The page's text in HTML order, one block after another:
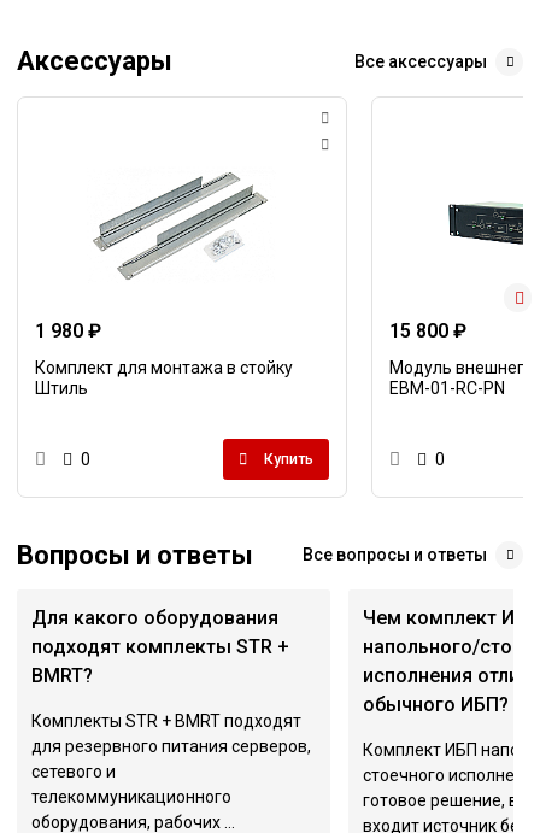
Аксессуары Все аксессуары
1 980 ₽
Комплект для монтажа в стойку
Штиль
0 Купить
15 800 ₽
Модуль внешнего
EBM-01-RC-PN
0
Вопросы и ответы Все вопросы и ответы
Для какого оборудования
подходят комплекты STR +
BMRT?
Комплекты STR + BMRT подходят
для резервного питания серверов,
сетевого и
телекоммуникационного
оборудования, рабочих ...
Чем комплект ИБП
напольного/
исполнения
обычного ИБП?
Комплект ИБП
стоечного
готовое решение, в
входит источник